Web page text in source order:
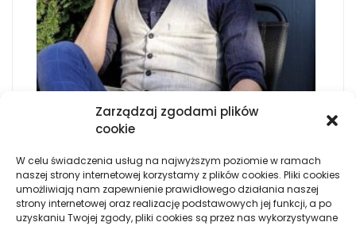
Zarządzaj zgodami plików
cookie
W celu świadczenia usług na najwyższym poziomie w ramach
naszej strony internetowej korzystamy z plików cookies. Pliki cookies
umożliwiają nam zapewnienie prawidłowego działania naszej
strony internetowej oraz realizację podstawowych jej funkcji, a po
uzyskaniu Twojej zgody, pliki cookies są przez nas wykorzystywane
GDZIE MOŻNA KUPIĆ ATRAKCYJNĄ ODZIEŻ I
UŻYTECZNE ROLKI Z KORKA O WSZECHSTRONNYM
WYKORZYSTANIU